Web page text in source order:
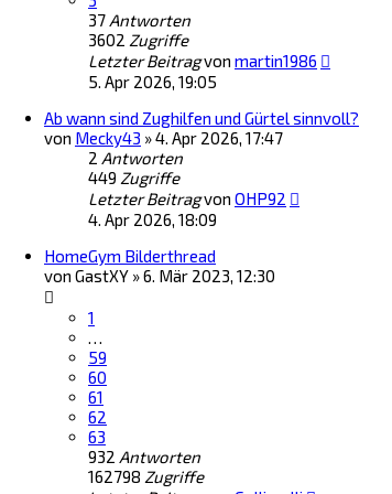
37 Antworten
3602 Zugriffe
Letzter Beitragvon martin1986
5. Apr 2026, 19:05
Ab wann sind Zughilfen und Gürtel sinnvoll?
von Mecky43 »4. Apr 2026, 17:47
2 Antworten
449 Zugriffe
Letzter Beitragvon OHP92
4. Apr 2026, 18:09
HomeGym Bilderthread
von GastXY »6. Mär 2023, 12:30
1
…
59
60
61
62
63
932 Antworten
162798 Zugriffe